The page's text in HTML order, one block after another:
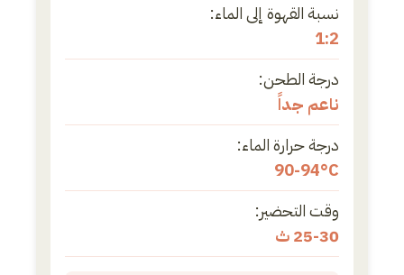
نسبة القهوة إلى الماء:
1:2
درجة الطحن:
ناعم جداً
درجة حرارة الماء:
90-94°C
وقت التحضير:
25-30 ث